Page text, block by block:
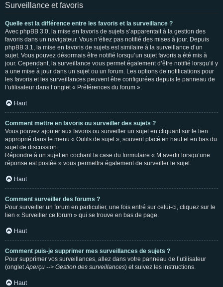
Surveillance et favoris
Quelle est la différence entre les favoris et la surveillance ?
Avec phpBB 3.0, la mise en favoris de sujets s’apparentait à la gestion des
favoris dans un navigateur. Vous n’étiez pas notifié des mises à jour. Depuis
phpBB 3.1, la mise en favoris de sujets est similaire à la surveillance d’un
sujet. Vous pouvez désormais être notifié lorsqu’un sujet favoris a été mis à
jour. Cependant, la surveillance vous permet également d’être notifié lorsqu’il y
a une mise à jour dans un sujet ou un forum. Les options de notifications pour
les favoris et les surveillances peuvent être configurées depuis le panneau de
l’utilisateur dans l’onglet « Préférences du forum ».
Haut
Comment mettre en favoris ou surveiller des sujets ?
Vous pouvez ajouter aux favoris ou surveiller un sujet en cliquant sur le lien
approprié dans le menu « Outils de sujet », souvent placé en haut et en bas du
sujet de discussion.
Répondre à un sujet en cochant la case du formulaire « M’avertir lorsqu’une
réponse est postée » vous permettra également de surveiller le sujet.
Haut
Comment surveiller des forums ?
Pour surveiller un forum en particulier, une fois entré sur celui-ci, cliquez sur le
lien « Surveiller ce forum » qui se trouve en bas de page.
Haut
Comment puis-je supprimer mes surveillances de sujets ?
Pour supprimer vos surveillances, allez dans votre panneau de l’utilisateur
(ongletAperçu --> Gestion des surveillances) et suivez les instructions.
Haut